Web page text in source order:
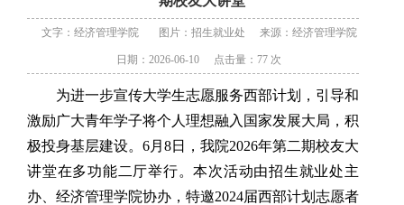
文字：经济管理学院 图片：招生就业处 来源：经济管理学院
日期：2026-06-10 点击量： 77 次
为进一步宣传大学生志愿服务西部计划，引导和
激励广大青年学子将个人理想融入国家发展大局，积
极投身基层建设。6月8日，我院2026年第二期校友大
讲堂在多功能二厅举行。本次活动由招生就业处主
办、经济管理学院协办，特邀2024届西部计划志愿者